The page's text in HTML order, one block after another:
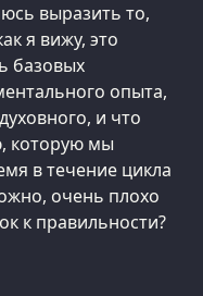
выразить то,
я вижу, это
базовых
опыта,
и что
которую мы
в течение цикла
очень плохо
к правильности?